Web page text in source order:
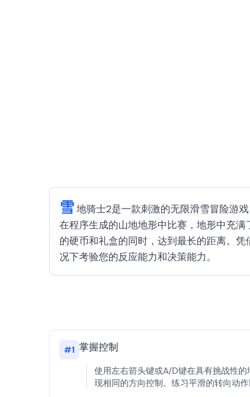
雪地骑士2是一款刺激的无限滑雪冒险游
在程序生成的山地地形中比赛，地形中充
的硬币和礼盒的同时，达到最长的距离。
况下考验您的反应能力和决策能力。
#1 掌握控制
使用左右箭头键或A/D键在具有挑战性
现相同的方向控制。练习平滑的转向动